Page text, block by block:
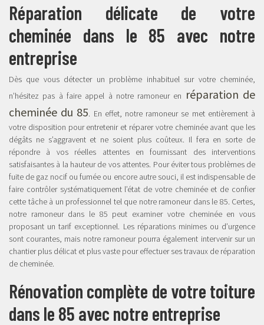
Réparation délicate de votre
cheminée dans le 85 avec notre
entreprise
Dès que vous détecter un problème inhabituel sur votre cheminée,
n’hésitez pas à faire appel à notre ramoneur en réparation de
cheminée du 85. En effet, notre ramoneur se met entièrement à
votre disposition pour entretenir et réparer votre cheminée avant que les
dégâts ne s’aggravent et ne soient plus coûteux. Il fera en sorte de
répondre à vos réelles attentes en fournissant des interventions
satisfaisantes à la hauteur de vos attentes. Pour éviter tous problèmes de
fuite de gaz nocif ou fumée ou encore autre souci, il est indispensable de
faire contrôler systématiquement l’état de votre cheminée et de confier
cette tâche à un professionnel tel que notre ramoneur dans le 85. Certes,
notre ramoneur dans le 85 peut examiner votre cheminée en vous
proposant un tarif exceptionnel. Les réparations minimes ou d’urgence
sont courantes, mais notre ramoneur pourra également intervenir sur un
chantier plus délicat et plus vaste pour effectuer ses travaux de réparation
de cheminée.
Rénovation complète de votre toiture
dans le 85 avec notre entreprise